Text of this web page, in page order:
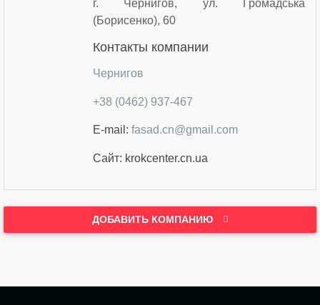
г. Чернигов, ул. Громадська
(Борисенко), 60
Контакты компании
Чернигов
+38 (0462) 937-467
E-mail: fasad.cn@gmail.com
Сайт: krokcenter.cn.ua
ДОБАВИТЬ КОМПАНИЮ